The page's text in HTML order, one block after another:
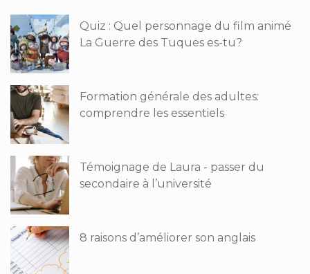
Quiz : Quel personnage du film animé
La Guerre des Tuques es-tu?
Formation générale des adultes:
comprendre les essentiels
Témoignage de Laura - passer du
secondaire à l’université
8 raisons d’améliorer son anglais